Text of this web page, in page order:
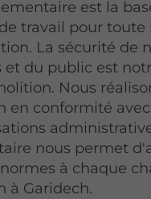
est la
travail pour
La sécurité de
et du public est
Nous
en conformité
nous permet
à chaque
à Garidech.